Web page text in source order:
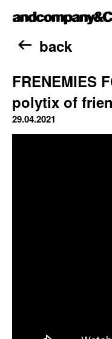
to
Homeback
FRENEMIES
polytix of
29.04.2021